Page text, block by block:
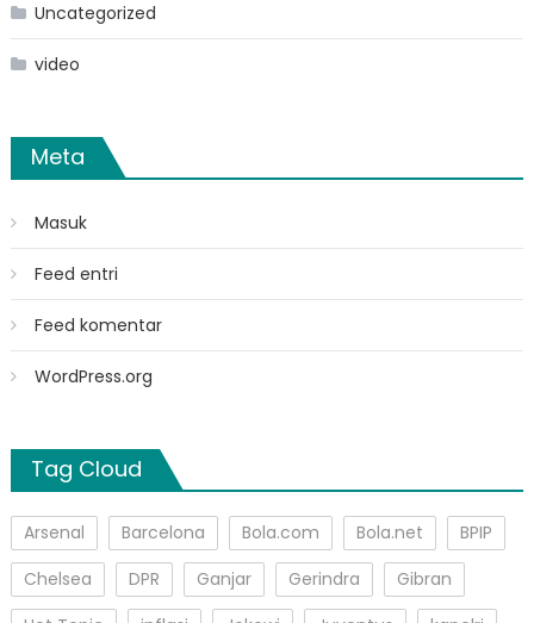
Uncategorized
video
Meta
Masuk
Feed entri
Feed komentar
WordPress.org
Tag Cloud
Arsenal Barcelona Bola.com Bola.net
BPIP
Chelsea
DPR Ganjar Gerindra
Gibran